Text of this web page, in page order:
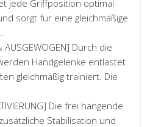
jede Griffposition optimal
sorgt für eine gleichmäßige
AUSGEWOGEN] Durch die
Handgelenke entlastet
gleichmäßig trainiert. Die
Die frei hängende
Stabilisation und